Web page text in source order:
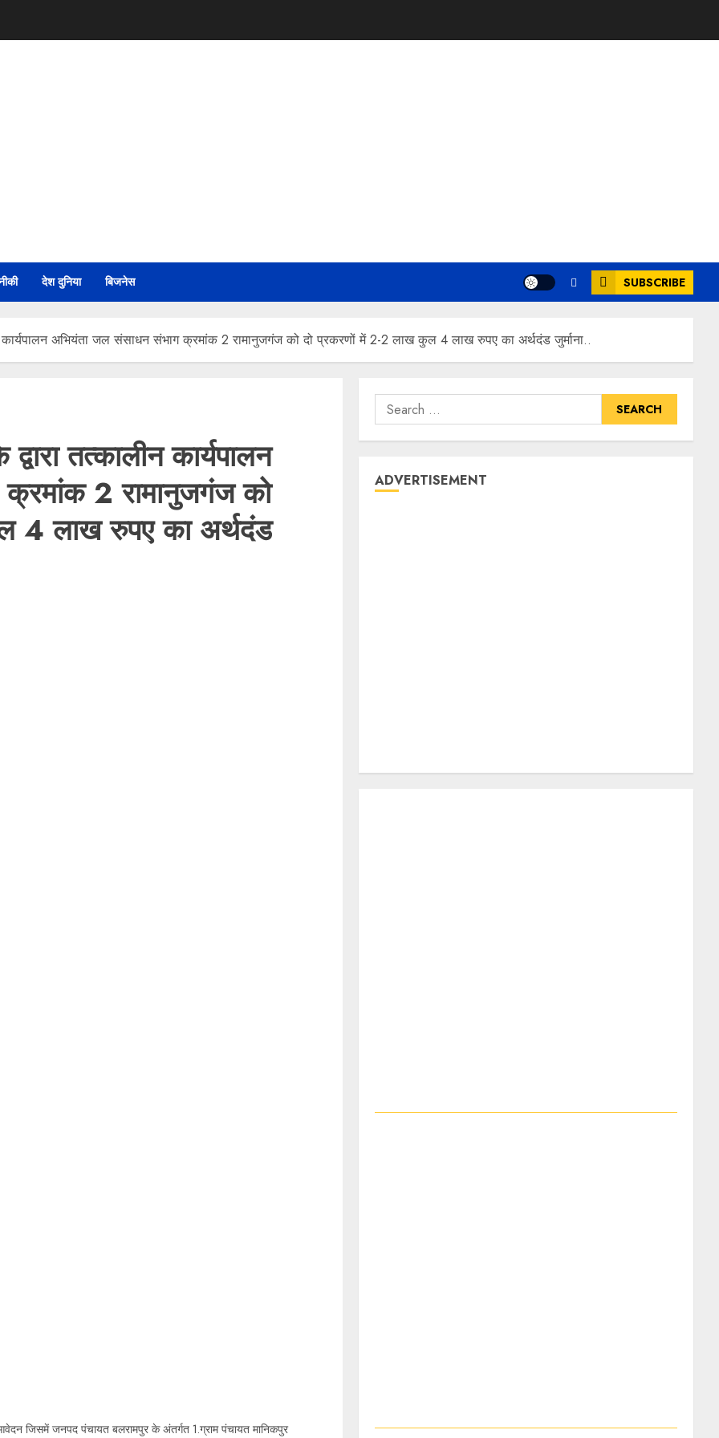
देश दुनिया बिजनेस SUBSCRIBE
कार्यपालन अभियंता जल संसाधन संभाग क्रमांक 2 रामानुजगंज को दो प्रकरणों में 2-2 लाख कुल 4 लाख रुपए का अर्थदंड जुर्माना..
तत्कालीन कार्यपालन
2 रामानुजगंज को
4 लाख रुपए का अर्थदंड
जिसमें जनपद पंचायत बलरामपुर के अंतर्गत 1.ग्राम पंचायत मानिकपुर
ADVERTISEMENT